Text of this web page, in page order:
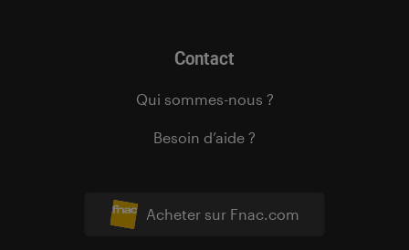
Acheter sur Fnac.com
Contact
Qui sommes-nous ?
Besoin d’aide ?